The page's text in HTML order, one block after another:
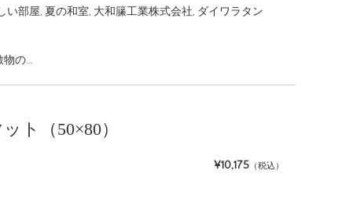
い部屋, 夏の和室, 大和籘工業株式会社, ダイワラタン
物の…
ト（50×80）
¥10,175 （税込）